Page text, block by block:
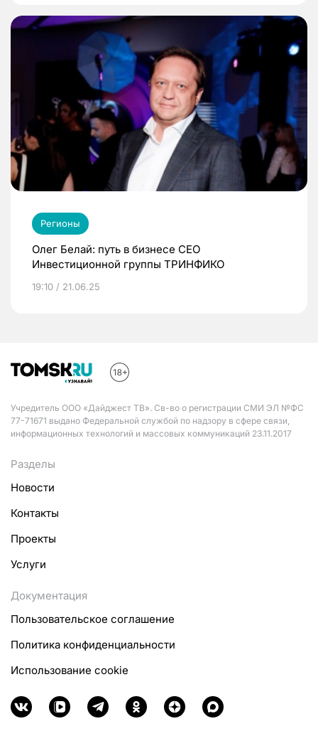
Регионы
Олег Белай: путь в бизнесе CEO
Инвестиционной группы ТРИНФИКО
19:10 / 21.06.25
Учредитель ООО «Дайджест ТВ». Св-во о регистрации СМИ ЭЛ №ФС
77-71671 выдано Федеральной службой по надзору в сфере связи,
информационных технологий и массовых коммуникаций 23.11.2017
Разделы
Новости
Контакты
Проекты
Услуги
Документация
Пользовательское соглашение
Политика конфиденциальности
Использование cookie